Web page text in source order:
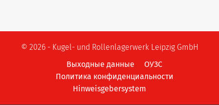
© 2026 - Kugel- und Rollenlagerwerk Leipzig GmbH
Выходные данные
ОУЗС
Политика конфиденциальности
Hinweisgebersystem